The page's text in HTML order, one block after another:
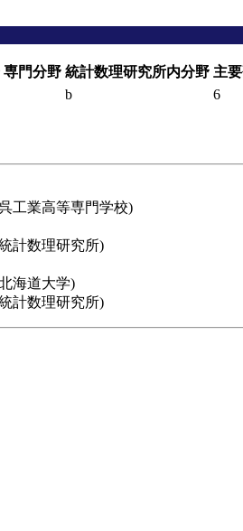
専門分野 統計数理研究所内分野 主
b 6
工業高等専門学校)
計数理研究所)
海道大学)
計数理研究所)